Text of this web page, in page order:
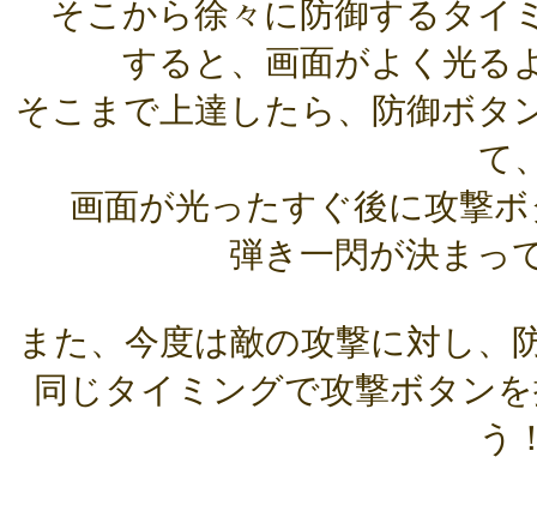
そこから徐々に防御するタイ
すると、画面がよく光る
そこまで上達したら、防御ボタ
て
画面が光ったすぐ後に攻撃
弾き一閃が決まっ
また、今度は敵の攻撃に対し、
同じタイミングで攻撃ボタン
う